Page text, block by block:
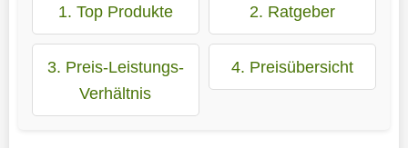
1. Top Produkte
2. Ratgeber
3. Preis-Leistungs-
Verhältnis
4. Preisübersicht